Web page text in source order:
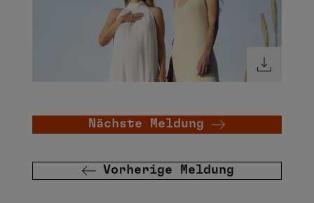
Vorherige Meldung
Nächste Meldung